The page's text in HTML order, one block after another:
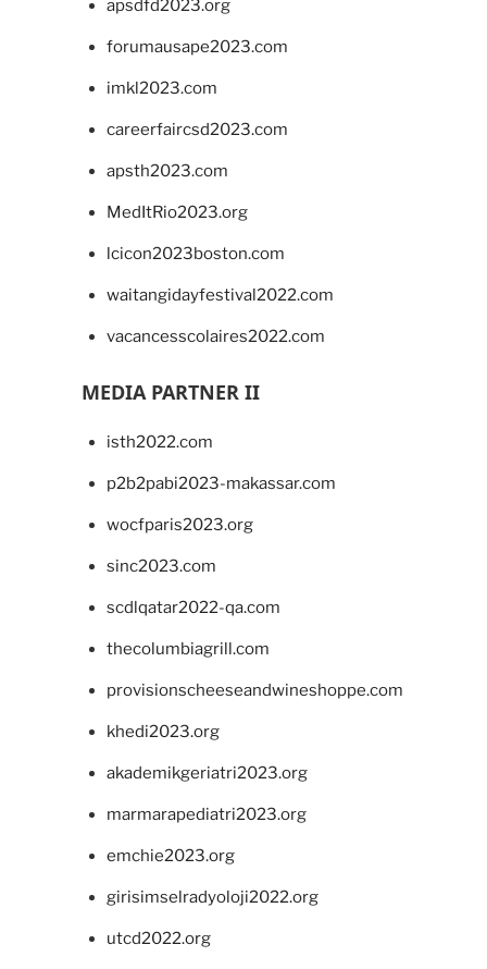
apsdfd2023.org
forumausape2023.com
imkl2023.com
careerfaircsd2023.com
apsth2023.com
MedItRio2023.org
lcicon2023boston.com
waitangidayfestival2022.com
vacancesscolaires2022.com
MEDIA PARTNER II
isth2022.com
p2b2pabi2023-makassar.com
wocfparis2023.org
sinc2023.com
scdlqatar2022-qa.com
thecolumbiagrill.com
provisionscheeseandwineshoppe.com
khedi2023.org
akademikgeriatri2023.org
marmarapediatri2023.org
emchie2023.org
girisimselradyoloji2022.org
utcd2022.org